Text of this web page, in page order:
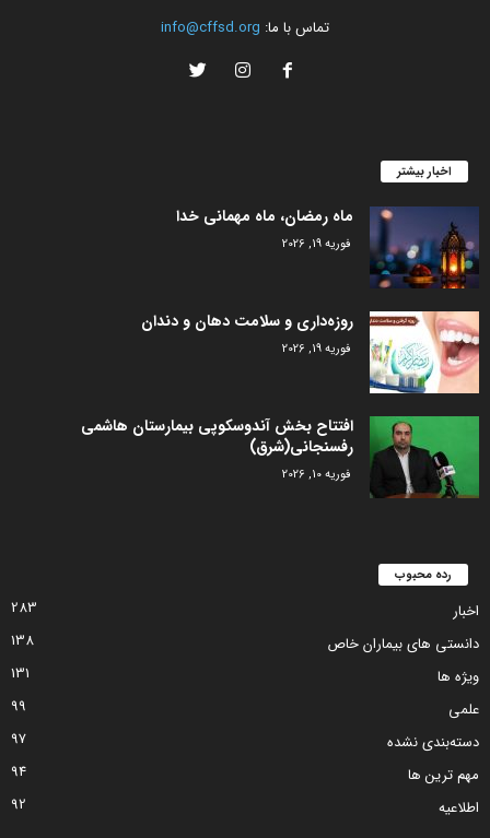
تماس با ما: info@cffsd.org
اخبار بیشتر
ماه رمضان، ماه مهمانی خدا
فوریه 19, 2026
روزه‌داری و سلامت دهان و دندان
فوریه 19, 2026
افتتاح بخش آندوسکوپی بیمارستان هاشمی
رفسنجانی(شرق)
فوریه 10, 2026
رده محبوب
اخبار
283
دانستی های بیماران خاص
138
ویژه ها
131
علمی
99
دسته‌بندی نشده
97
مهم ترین ها
94
اطلاعیه
92